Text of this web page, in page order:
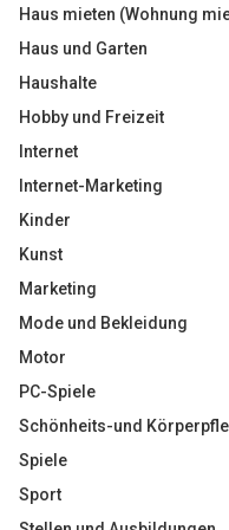
Haus mieten (Wohnung
Haus und Garten
Haushalte
Hobby und Freizeit
Internet
Internet-Marketing
Kinder
Kunst
Marketing
Mode und Bekleidung
Motor
PC-Spiele
Schönheits-und
Spiele
Sport